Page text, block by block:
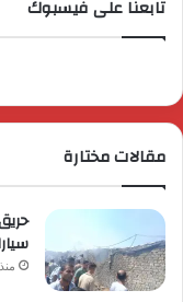
تابعنا على فيسبوك
مقالات مختارة
منذ 19 ساعة